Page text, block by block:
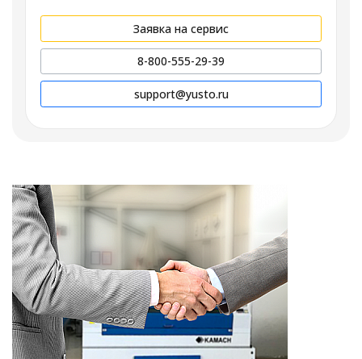
Заявка на сервис
8-800-555-29-39
support@yusto.ru